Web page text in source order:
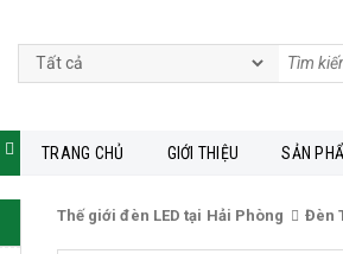
TRANG CHỦ GIỚI THIỆU SẢN
Thế giới đèn LED tại Hải Phòng Đèn